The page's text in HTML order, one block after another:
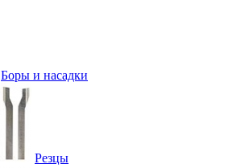
Боры и насадки
Резцы